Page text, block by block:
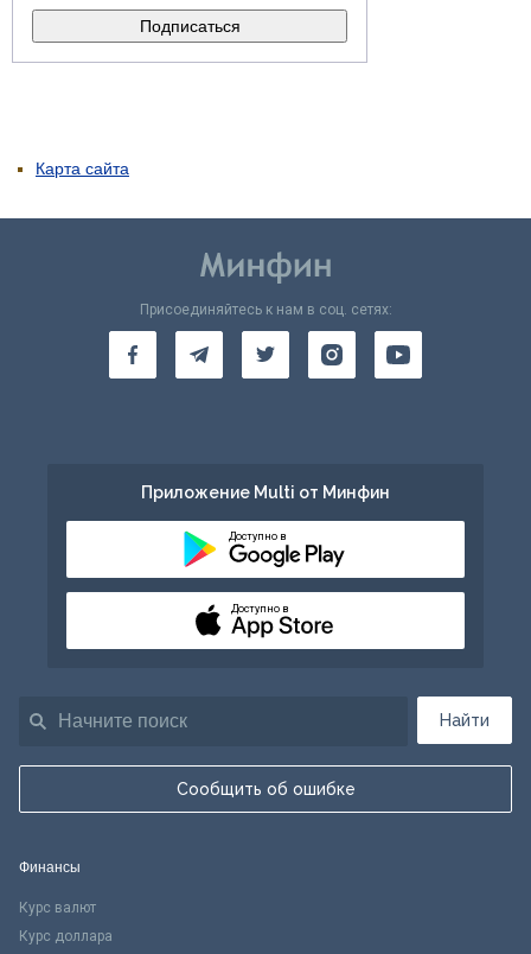
Карта сайта
Найти
Сообщить об ошибке
Присоединяйтесь к нам в соц. сетях:
Приложение Multi от Минфин
Доступно в
Доступно в
Финансы
Курс валют
Курс доллара